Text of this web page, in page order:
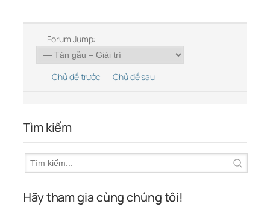
Forum Jump:
Chủ đề trước Chủ đề sau
Tìm kiếm
Hãy tham gia cùng chúng tôi!